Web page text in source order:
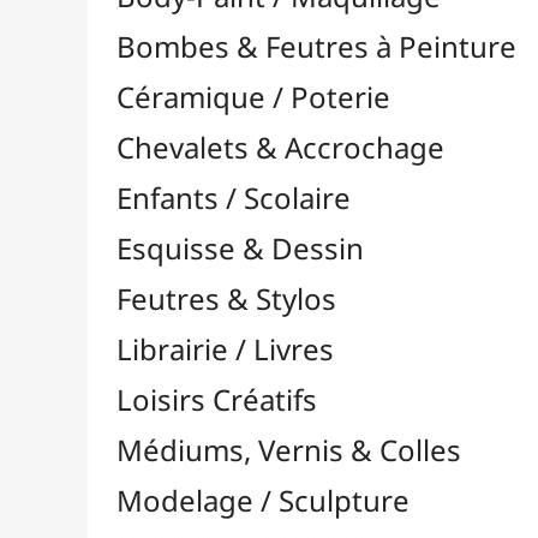
Feutres & Stylos
Librairie / Livres
Loisirs Créatifs
Médiums, Vernis & Colles
Modelage / Sculpture
Peintures / Couleurs
Résines / Moulage
Supports Dessin & Peinture
Transport / Rangement
Vannerie / Rotin
Accessoires / Outils
Éclisse & Bandes de Rotin
Livre sur le Rotin